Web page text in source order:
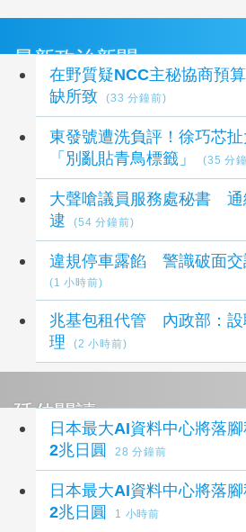
最新政治新聞
在野質疑NCC主秘協商預
缺所致
(33 分鐘前)
東發號遭洗負評！徐巧芯
「別亂貼青鳥標籤」
(35 分
大聲嗆議員服務處秘書 通
逮
(54 分鐘前)
違規停車露餡 警識破面交
(1 小時前)
兆基包租代管 內政部：設
理
(2 小時前)
延伸閱讀
日本最大AI資料中心將落
2兆日圓
28 分鐘前
日本最大AI資料中心將落
2兆日圓
1 小時前